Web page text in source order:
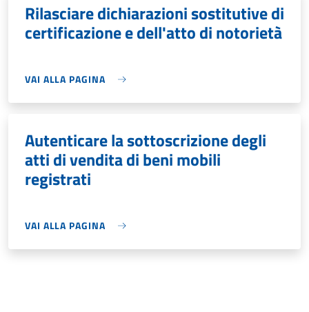
Rilasciare dichiarazioni sostitutive di
certificazione e dell'atto di notorietà
VAI ALLA PAGINA
Autenticare la sottoscrizione degli
atti di vendita di beni mobili
registrati
VAI ALLA PAGINA